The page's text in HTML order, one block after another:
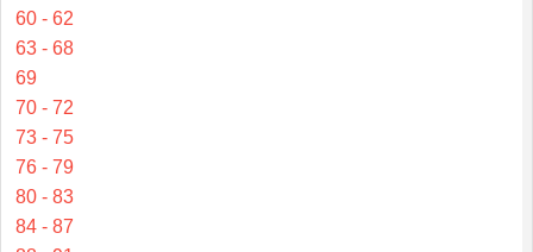
60 - 62
63 - 68
69
70 - 72
73 - 75
76 - 79
80 - 83
84 - 87